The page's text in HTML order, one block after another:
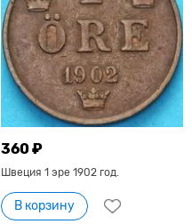
360 ₽
Швеция 1 эре 1902 год.
В корзину